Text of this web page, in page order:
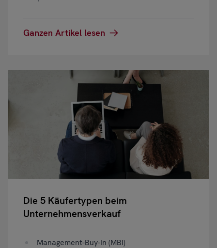
Ganzen Artikel lesen
Die 5 Käufertypen beim
Unternehmensverkauf
Management-Buy-In (MBI)